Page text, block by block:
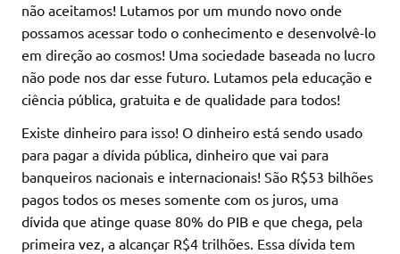
não aceitamos! Lutamos por um mundo novo onde
possamos acessar todo o conhecimento e desenvolvê-lo
em direção ao cosmos! Uma sociedade baseada no lucro
não pode nos dar esse futuro. Lutamos pela educação e
ciência pública, gratuita e de qualidade para todos!
Existe dinheiro para isso! O dinheiro está sendo usado
para pagar a dívida pública, dinheiro que vai para
banqueiros nacionais e internacionais! São R$53 bilhões
pagos todos os meses somente com os juros, uma
dívida que atinge quase 80% do PIB e que chega, pela
primeira vez, a alcançar R$4 trilhões. Essa dívida tem